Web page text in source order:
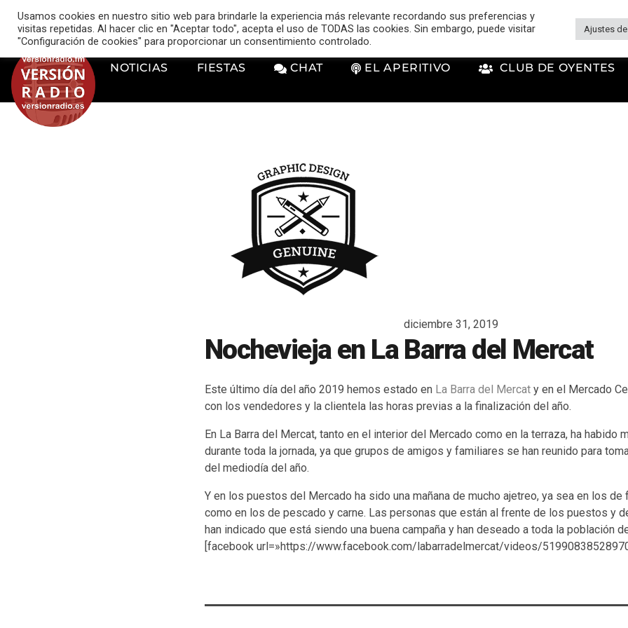
music_note VERSIÓN RADIO
NOTICIAS FIESTAS CHAT EL APERITIVO CLUB DE OYENTES
diciembre 31, 2019
Nochevieja en La Barra del Mercat
Este último día del año 2019 hemos estado en La Barra del Mercat y en el Mercado
con los vendedores y la clientela las horas previas a la finalización del año.
En La Barra del Mercat, tanto en el interior del Mercado como en la terraza, ha habido
durante toda la jornada, ya que grupos de amigos y familiares se han reunido para
del mediodía del año.
Y en los puestos del Mercado ha sido una mañana de mucho ajetreo, ya sea en los de
como en los de pescado y carne. Las personas que están al frente de los puestos y
han indicado que está siendo una buena campaña y han deseado a toda la población
[facebook url=»https://www.facebook.com/labarradelmercat/videos/
Usamos cookies en nuestro sitio web para brindarle la experiencia más relevante recordando sus preferencias y
visitas repetidas. Al hacer clic en "Aceptar todo", acepta el uso de TODAS las cookies. Sin embargo, puede visitar
"Configuración de cookies" para proporcionar un consentimiento controlado.
Ajustes